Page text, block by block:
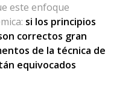
este enfoque
si los principios
correctos gran
de la técnica de
equivocados